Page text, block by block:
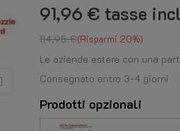
91,96 € tasse
114,95 € Risparmi 20%
Le aziende estere con una
Consegnato entro 3-4 giorni
Prodotti opzionali